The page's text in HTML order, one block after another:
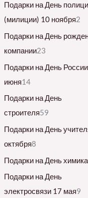
Подарки на День
(милиции) 10 ноября2
Подарки на День
компании23
Подарки на День
июня14
Подарки на День
строителя59
Подарки на День
октября8
Подарки на День химика
Подарки на День
электросвязи 17 мая9